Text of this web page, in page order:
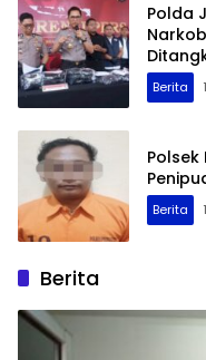
Polda
Berita
Berita
Berita